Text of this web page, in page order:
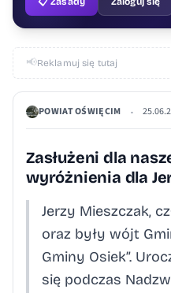
📢Reklamuj się tutaj
POWIAT OŚWIĘCIM •
Zasłużeni dla
wyróżnienia dla
Jerzy Mieszczak,
oraz były wójt
Gminy Osiek”.
się podczas